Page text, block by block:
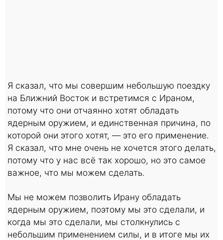
Я сказал, что мы совершим небольшую поездку
на Ближний Восток и встретимся с Ираном,
потому что они отчаянно хотят обладать
ядерным оружием, и единственная причина, по
которой они этого хотят, — это его применение.
Я сказал, что мне очень не хочется этого делать,
потому что у нас всё так хорошо, но это самое
важное, что мы можем сделать.
Мы не можем позволить Ирану обладать
ядерным оружием, поэтому мы это сделали, и
когда мы это сделали, мы столкнулись с
небольшим применением силы, и в итоге мы их